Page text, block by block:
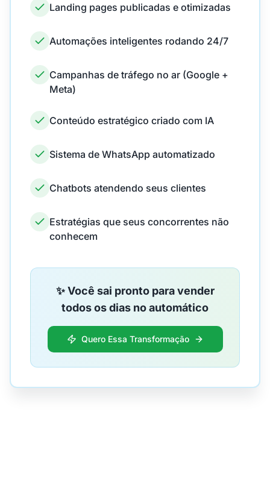
Landing pages publicadas e otimizadas
Automações inteligentes rodando 24/7
Campanhas de tráfego no ar (Google +
Meta)
Conteúdo estratégico criado com IA
Sistema de WhatsApp automatizado
Chatbots atendendo seus clientes
Estratégias que seus concorrentes não
conhecem
✨ Você sai pronto para vender
todos os dias no automático
Quero Essa Transformação